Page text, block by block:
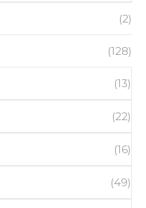
(2)
(128)
(13)
(22)
(16)
(49)